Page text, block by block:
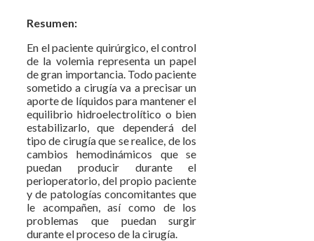
Resumen:
En el paciente quirúrgico, el control
de la volemia representa un papel
de gran importancia. Todo paciente
sometido a cirugía va a precisar un
aporte de líquidos para mantener el
equilibrio hidroelectrolítico o bien
estabilizarlo, que dependerá del
tipo de cirugía que se realice, de los
cambios hemodinámicos que se
puedan producir durante el
perioperatorio, del propio paciente
y de patologías concomitantes que
le acompañen, así como de los
problemas que puedan surgir
durante el proceso de la cirugía.